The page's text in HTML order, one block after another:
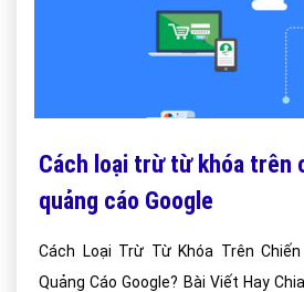
Cách loại trừ từ khóa trên
quảng cáo Google
Cách Loại Trừ Từ Khóa Trên
Quảng Cáo Google? Bài Viết Hay